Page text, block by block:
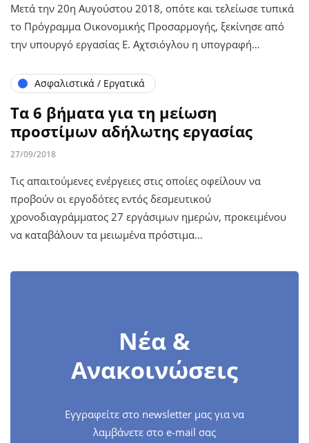
Μετά την 20η Αυγούστου 2018, οπότε και τελείωσε τυπικά
το Πρόγραμμα Οικονομικής Προσαρμογής, ξεκίνησε από
την υπουργό εργασίας Ε. Αχτσιόγλου η υπογραφή…
Ασφαλιστικά / Εργατικά
Τα 6 βήματα για τη μείωση
προστίμων αδήλωτης εργασίας
27/09/2018
Τις απαιτούμενες ενέργειες στις οποίες οφείλουν να
προβούν οι εργοδότες εντός δεσμευτικού
χρονοδιαγράμματος 27 εργάσιμων ημερών, προκειμένου
να καταβάλουν τα μειωμένα πρόστιμα…
Νέα &
Ανακοινώσεις
Εγγραφείτε στο newsletter μας για να
λαμβάνετε στο e-mail σας